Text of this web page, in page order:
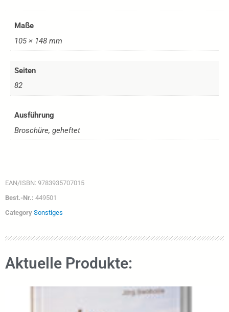
Maße
105 × 148 mm
Seiten
82
Ausführung
Broschüre, geheftet
EAN/ISBN: 9783935707015
Best.-Nr.: 449501
Category Sonstiges
Aktuelle Produkte: